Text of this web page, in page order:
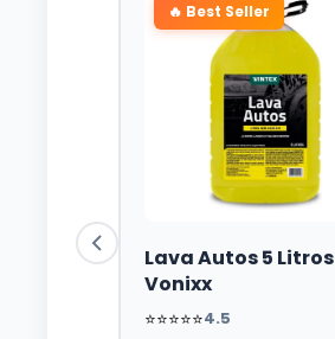
🔥 Best Seller
Lava Autos 5 Litros
Vonixx
⭐⭐⭐⭐⭐4.5